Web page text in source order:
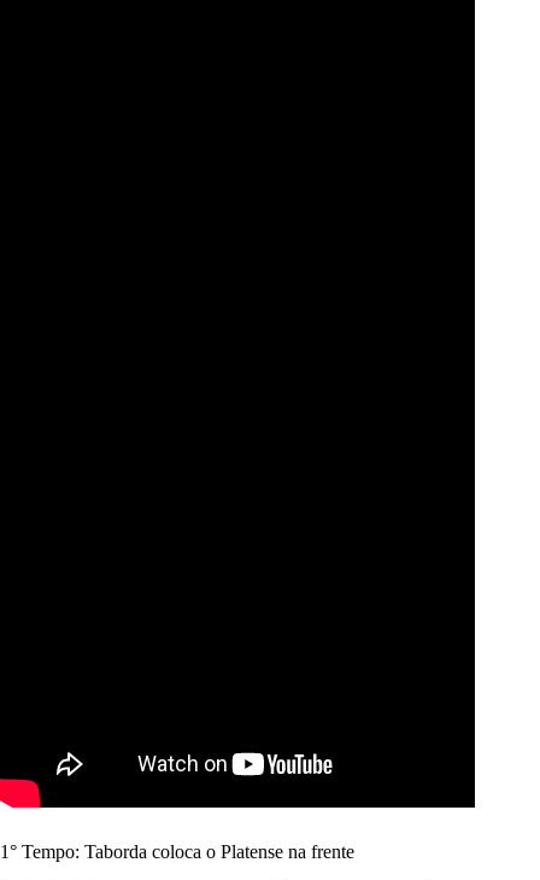
1° Tempo: Taborda coloca o Platense na frente